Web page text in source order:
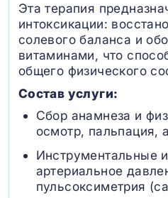
Эта терапия
интоксикации:
солевого баланса и
витаминами, что
общего физического
Состав услуги:
Сбор анамнеза и
осмотр, пальпация,
Инструментальные
артериальное
пульсоксиметрия